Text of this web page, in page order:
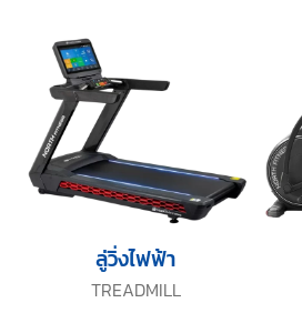
TREADMILL
ลู่วิ่งไฟฟ้า